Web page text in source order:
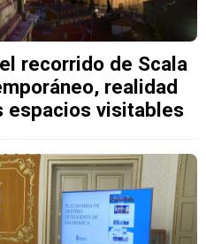
recorrido de Scala
realidad
espacios visitables